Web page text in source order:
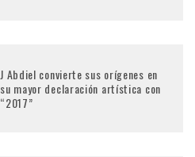
J Abdiel convierte sus orígenes en
su mayor declaración artística con
“2017”